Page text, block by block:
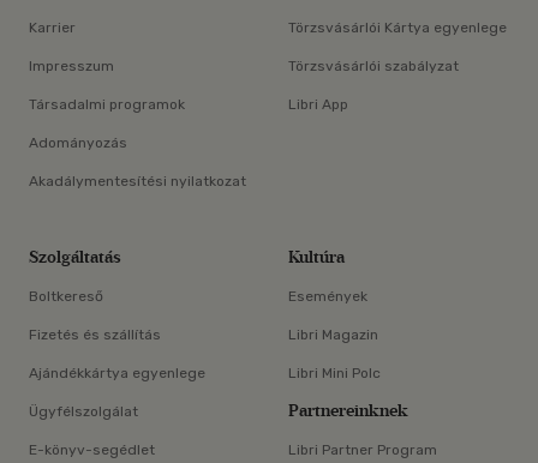
Karrier
Impresszum
Társadalmi programok
Adományozás
Akadálymentesítési nyilatkozat
Törzsvásárlói Kártya egyenlege
Törzsvásárlói szabályzat
Libri App
Szolgáltatás
Boltkereső
Fizetés és szállítás
Ajándékkártya egyenlege
Ügyfélszolgálat
E-könyv-segédlet
Kultúra
Események
Libri Magazin
Libri Mini Polc
Partnereinknek
Libri Partner Program